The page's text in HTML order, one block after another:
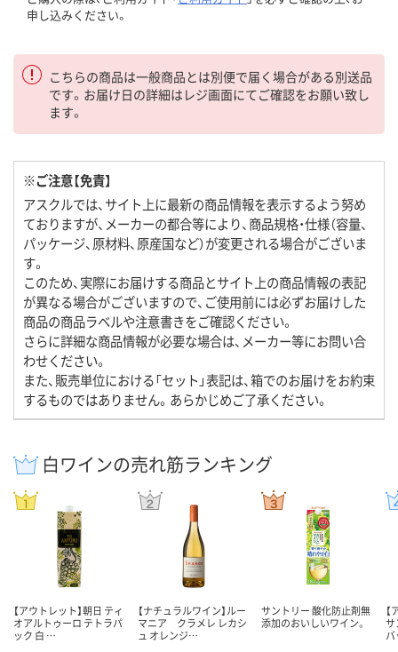
申し込みください。
こちらの商品は一般商品とは別便で届く場合がある別送品
です。お届け日の詳細はレジ画面にてご確認をお願い致し
ます。
※ご注意【免責】
アスクルでは、サイト上に最新の商品情報を表示するよう努め
ておりますが、メーカーの都合等により、商品規格・仕様（容量、
パッケージ、原材料、原産国など）が変更される場合がございま
す。
このため、実際にお届けする商品とサイト上の商品情報の表記
が異なる場合がございますので、ご使用前には必ずお届けした
商品の商品ラベルや注意書きをご確認ください。
さらに詳細な商品情報が必要な場合は、メーカー等にお問い合
わせください。
また、販売単位における「セット」表記は、箱でのお届けをお約束
するものではありません。あらかじめご了承ください。
白ワインの売れ筋ランキング
【アウトレット】朝日 ティ
オアルトゥーロ テトラパ
ック 白 …
【ナチュラルワイン】ルー
マニア クラメレ レカシ
ュ オレンジ…
サントリー 酸化防止剤無
添加のおいしいワイン。
サ